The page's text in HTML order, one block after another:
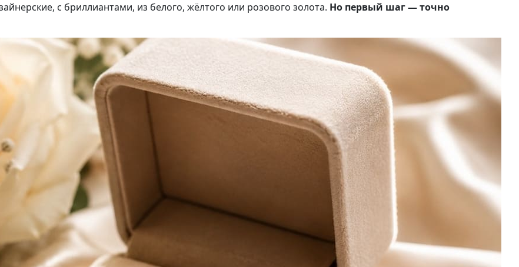
с бриллиантами, из белого, жёлтого или розового золота. Но первый шаг — точно